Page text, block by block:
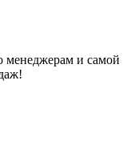
менеджерам и самой